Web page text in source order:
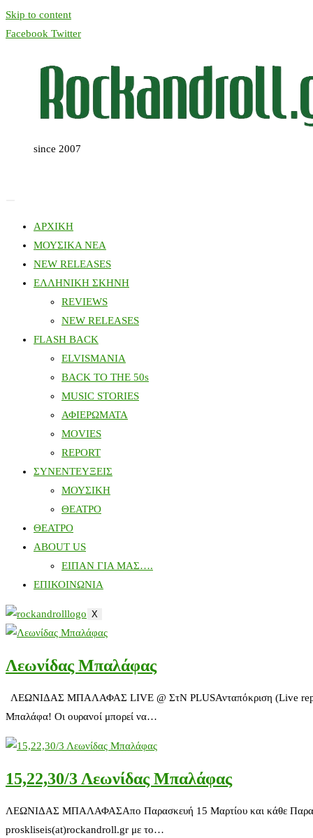
Skip to content
Facebook Twitter
since 2007
ΑΡΧΙΚΗ
ΜΟΥΣΙΚΑ ΝΕΑ
NEW RELEASES
ΕΛΛΗΝΙΚΗ ΣΚΗΝΗ
REVIEWS
NEW RELEASES
FLASH BACK
ELVISMANIA
BACK TO THE 50s
MUSIC STORIES
ΑΦΙΕΡΩΜΑΤΑ
MOVIES
REPORT
ΣΥΝΕΝΤΕΥΞΕΙΣ
ΜΟΥΣΙΚΗ
ΘΕΑΤΡΟ
ΘΕΑΤΡΟ
ABOUT US
ΕΙΠΑΝ ΓΙΑ ΜΑΣ….
ΕΠΙΚΟΙΝΩΝΙΑ
X
Λεωνίδας Μπαλάφας
ΛΕΩΝΙΔΑΣ ΜΠΑΛΑΦΑΣ LIVE @ ΣτΝ PLUSΑνταπόκριση (Live
Μπαλάφα! Οι ουρανοί μπορεί να…
15,22,30/3 Λεωνίδας Μπαλάφας
ΛΕΩΝΙΔΑΣ ΜΠΑΛΑΦΑΣΑπο Παρασκευή 15 Μαρτίου και κάθε
proskliseis(at)rockandroll.gr με το…